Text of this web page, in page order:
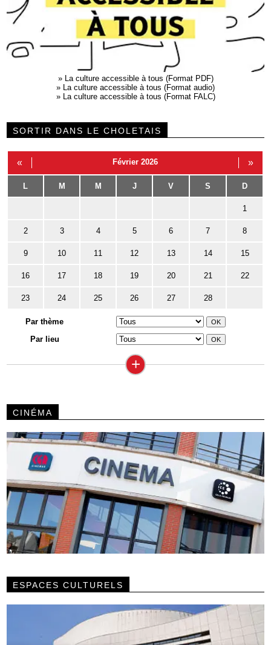
»
La culture accessible à tous (Format PDF)
»
La culture accessible à tous (Format audio)
»
La culture accessible à tous (Format FALC)
SORTIR DANS LE CHOLETAIS
« Février 2026 »
L M M J V S D
1
2 3 4 5 6 7 8
9 10 11 12 13 14 15
16 17 18 19 20 21 22
23 24 25 26 27 28
Par thème
Par lieu
+
CINÉMA
ESPACES CULTURELS